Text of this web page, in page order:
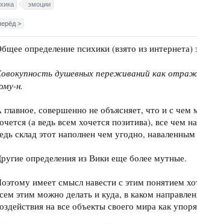
эмоции
>
определение психики (взято из интернета)
душевных переживаний как
н.
главное, совершенно не объясняет, что и с чем
(а ведь всем хочется позитива), все чем
склад этот наполнен чем угодно,
определения из Вики еще более мутные.
имеет смысл навести с этим понятием
этим можно делать и куда, в каком
на все объекты своего мира как